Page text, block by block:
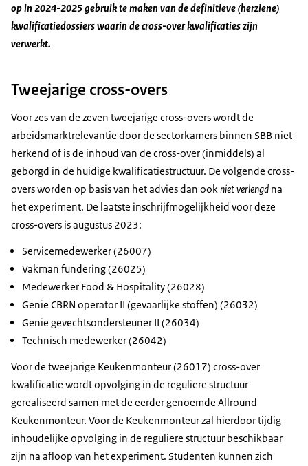
op in 2024-2025 gebruik te maken van de definitieve (herziene)
kwalificatiedossiers waarin de cross-over kwalificaties zijn
verwerkt.
Tweejarige cross-overs
Voor zes van de zeven tweejarige cross-overs wordt de
arbeidsmarktrelevantie door de sectorkamers binnen SBB niet
herkend of is de inhoud van de cross-over (inmiddels) al
geborgd in de huidige kwalificatiestructuur. De volgende cross-
overs worden op basis van het advies dan ookniet verlengd na
het experiment. De laatste inschrijfmogelijkheid voor deze
cross-overs is augustus 2023:
Servicemedewerker (26007)
Vakman fundering (26025)
Medewerker Food & Hospitality (26028)
Genie CBRN operator II (gevaarlijke stoffen) (26032)
Genie gevechtsondersteuner II (26034)
Technisch medewerker (26042)
Voor de tweejarige Keukenmonteur(26017) cross-over
kwalificatie wordt opvolging in de reguliere structuur
gerealiseerd samen met de eerder genoemde Allround
Keukenmonteur. Voor de Keukenmonteur zal hierdoor tijdig
inhoudelijke opvolging in de reguliere structuur beschikbaar
zijn na afloop van het experiment. Studenten kunnen zich